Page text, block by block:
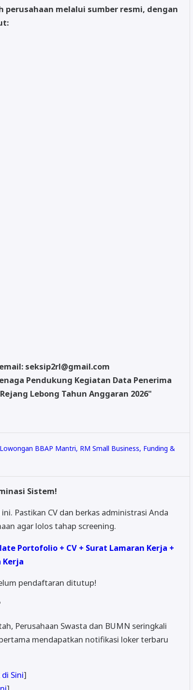
perusahaan melalui sumber resmi, dengan
seksip2rl@gmail.com
Pendukung Kegiatan Data Penerima
Lebong Tahun Anggaran 2026"
BBAP Mantri, RM Small Business, Funding &
Sistem!
Pastikan CV dan berkas administrasi Anda
agar lolos tahap screening.
Portofolio + CV + Surat Lamaran Kerja +
Kerja
pendaftaran ditutup!
Perusahaan Swasta dan BUMN seringkali
mendapatkan notifikasi loker terbaru
di Sini]